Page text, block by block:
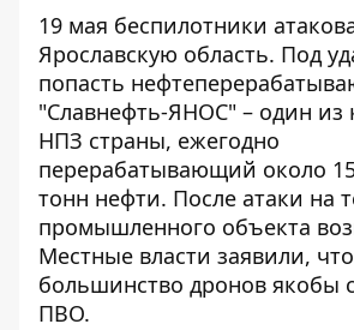
19 мая беспилотники
Ярославскую область. Под
попасть
"Славнефть-ЯНОС" – один из
НПЗ страны, ежегодно
перерабатывающий около
тонн нефти. После атаки на
промышленного объекта
Местные власти заявили, что
большинство дронов якобы
ПВО.